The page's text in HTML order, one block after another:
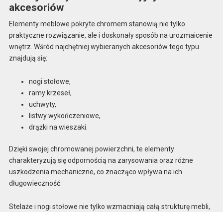
akcesoriów
Elementy meblowe pokryte chromem stanowią nie tylko
praktyczne rozwiązanie, ale i doskonały sposób na urozmaicenie
wnętrz. Wśród najchętniej wybieranych akcesoriów tego typu
znajdują się:
nogi stołowe,
ramy krzeseł,
uchwyty,
listwy wykończeniowe,
drążki na wieszaki.
Dzięki swojej chromowanej powierzchni, te elementy
charakteryzują się odpornością na zarysowania oraz różne
uszkodzenia mechaniczne, co znacząco wpływa na ich
długowieczność.
Stelaże i nogi stołowe nie tylko wzmacniają całą strukturę mebli,